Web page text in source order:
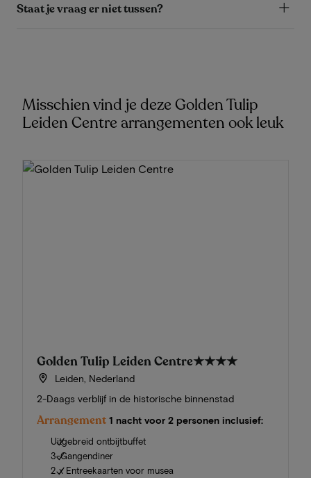
Staat je vraag er niet tussen?
Misschien vind je deze Golden Tulip
Leiden Centre arrangementen ook leuk
Golden Tulip Leiden Centre★★★★
Leiden, Nederland
2-Daags verblijf in de historische binnenstad
Arrangement 1 nacht voor 2 personen inclusief:
Uitgebreid ontbijtbuffet
3-Gangendiner
2 x Entreekaarten voor musea